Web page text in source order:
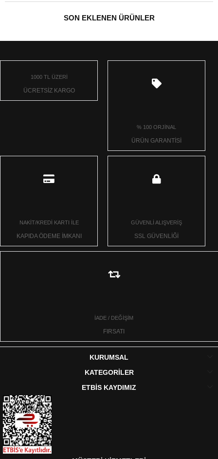
SON EKLENEN ÜRÜNLER
1000 TL ÜZERİ
ÜCRETSİZ KARGO
% 100 ORJİNAL
ÜRÜN GARANTİSİ
NAKİT/KREDİ KARTI İLE
KAPIDA ÖDEME İMKANI
GÜVENLİ ALIŞVERİŞ
SSL GÜVENLİĞİ
İADE / DEĞİŞİM
FIRSATI
KURUMSAL
KATEGORİLER
ETBİS KAYDIMIZ